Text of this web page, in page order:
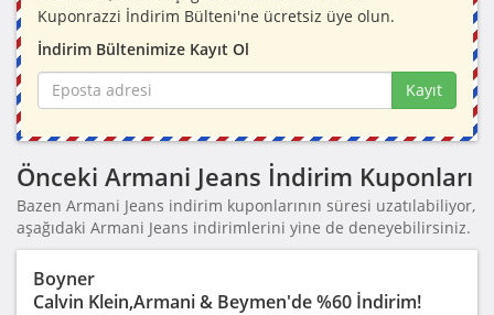
Kuponrazzi İndirim Bülteni'ne ücretsiz üye olun.
İndirim Bültenimize Kayıt Ol
Kayıt
Önceki Armani Jeans İndirim Kuponları
Bazen Armani Jeans indirim kuponlarının süresi uzatılabiliyor,
aşağıdaki Armani Jeans indirimlerini yine de deneyebilirsiniz.
Boyner
Calvin Klein,Armani & Beymen'de %60 İndirim!